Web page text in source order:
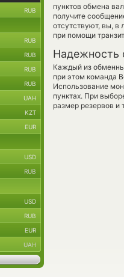
пунктов обмена
получите
отсутствуют, вы, в
при помощи
Надежность
Каждый из
при этом команда
Использование
пунктах. При
размер резервов и
RUB
RUB
RUB
RUB
RUB
UAH
KZT
EUR
USD
RUB
USD
RUB
EUR
UAH